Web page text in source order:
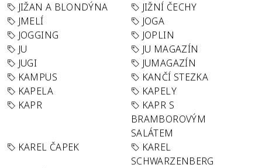
JIŽAN A BLONDÝNA
JIŽNÍ ČECHY
JMELÍ
JOGA
JOGGING
JOPLIN
JU
JU MAGAZÍN
JUGI
JUMAGAZÍN
KAMPUS
KANČÍ STEZKA
KAPELA
KAPELY
KAPR
KAPR S
BRAMBOROVÝM
SALÁTEM
KAREL ČAPEK
KAREL
SCHWARZENBERG